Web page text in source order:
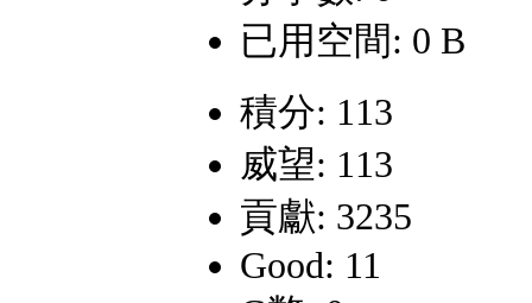
已用空間: 0 B
積分: 113
威望: 113
貢獻: 3235
Good: 11